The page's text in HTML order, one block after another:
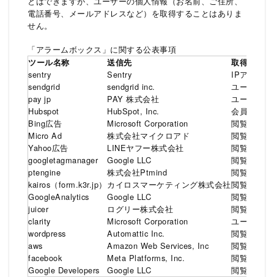
電話番号、メールアドレスなど）を取得することはありま
せん。
「アラームボックス」に関する公表事項
ツール名称 送信先 取得する
sentry Sentry
IPアドレ
sendgrid
sendgrid inc.
ユーザの
pay jp
PAY 株式会社
ユーザの
Hubspot
HubSpot, Inc.
会員登録
Bing広告
Microsoft Corporation
閲覧ユー
Micro Ad
株式会社マイクロアド
閲覧ユー
Yahoo広告
LINEヤフー株式会社
閲覧ユー
googletagmanager
Google LLC
閲覧ユー
ptengine
株式会社Ptmind
閲覧ユー
kairos（form.k3r.jp） カイロスマーケティング株式会社閲覧ユー
GoogleAnalytics
Google LLC
閲覧ユー
juicer
ログリー株式会社
閲覧ユー
clarity
Microsoft Corporation
ユーザが
wordpress
Automattic Inc.
閲覧ユー
aws
Amazon Web Services, Inc
閲覧ユー
facebook
Meta Platforms, Inc.
閲覧ユー
Google Developers
Google LLC 閲覧ユー